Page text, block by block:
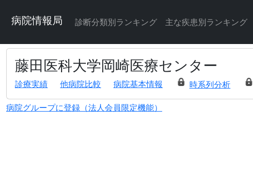
病院情報局 診断分類別ランキング 主な疾患別ランキング
藤田医科大学岡崎医療センター
診療実績 他病院比較 病院基本情報 時系列分析
病院グループに登録（法人会員限定機能）